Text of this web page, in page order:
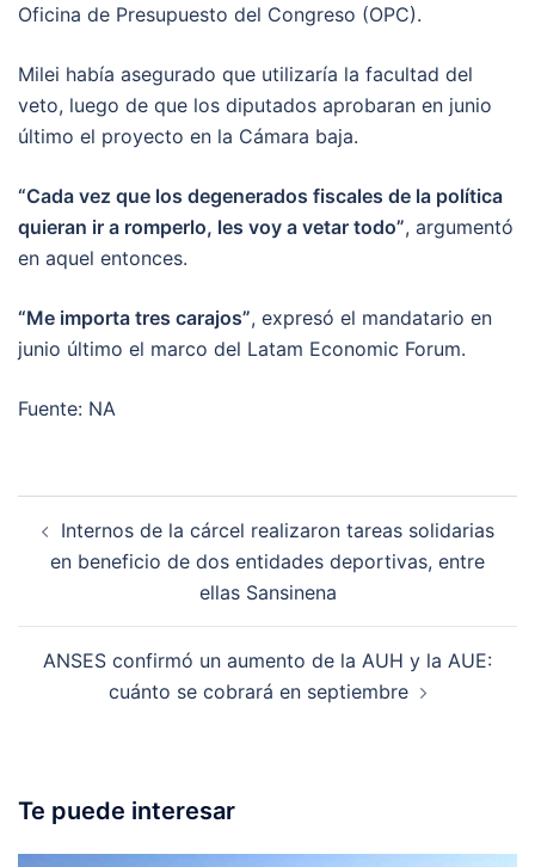
Oficina de Presupuesto del Congreso (OPC).
Milei había asegurado que utilizaría la facultad del
veto, luego de que los diputados aprobaran en junio
último el proyecto en la Cámara baja.
“Cada vez que los degenerados fiscales de la política
quieran ir a romperlo, les voy a vetar todo”, argumentó
en aquel entonces.
“Me importa tres carajos”, expresó el mandatario en
junio último el marco del Latam Economic Forum.
Fuente: NA
navigation
Internos de la cárcel realizaron tareas solidarias
en beneficio de dos entidades deportivas, entre
ellas Sansinena
ANSES confirmó un aumento de la AUH y la AUE:
cuánto se cobrará en septiembre
Te puede interesar